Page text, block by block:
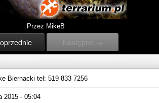
Przez MikeB
Następne →
Biernacki tel: 519 833 7256
2015 - 05:04